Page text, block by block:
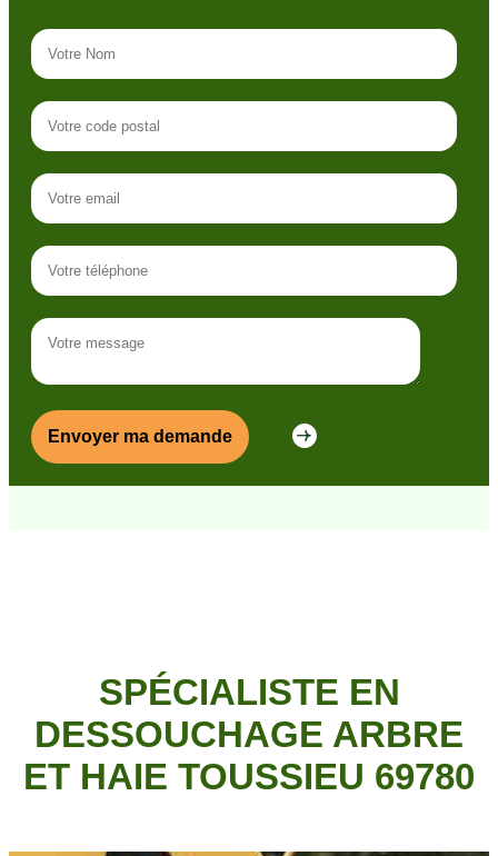
SPÉCIALISTE EN
DESSOUCHAGE ARBRE
ET HAIE TOUSSIEU 69780